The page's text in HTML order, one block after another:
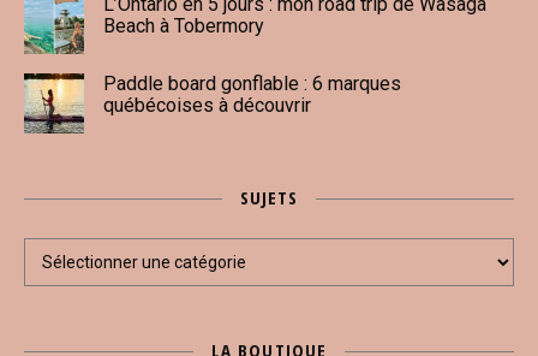
L’Ontario en 5 jours : mon road trip de Wasaga
Beach à Tobermory
Paddle board gonflable : 6 marques
québécoises à découvrir
SUJETS
LA BOUTIQUE